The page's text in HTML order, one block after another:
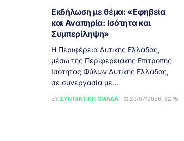
Εκδήλωση με θέμα: «Εφηβεία
και Αναπηρία: Ισότητα και
Συμπερίληψη»
Η Περιφέρεια Δυτικής Ελλάδας,
μέσω της Περιφερειακής Επιτροπής
Ισότητας Φύλων Δυτικής Ελλάδας,
σε συνεργασία με...
BY ΣΥΝΤΑΚΤΙΚΉ ΟΜΆΔΑ 29/07/2026, 22:15